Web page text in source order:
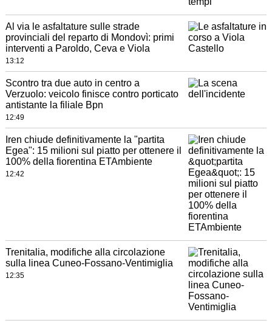
Al via le asfaltature sulle strade
provinciali del reparto di Mondovì: primi
interventi a Paroldo, Ceva e Viola
13:12
Scontro tra due auto in centro a
Verzuolo: veicolo finisce contro porticato
antistante la filiale Bpn
12:49
Iren chiude definitivamente la "partita
Egea": 15 milioni sul piatto per ottenere il
100% della fiorentina ETAmbiente
12:42
Trenitalia, modifiche alla circolazione
sulla linea Cuneo-Fossano-Ventimiglia
12:35